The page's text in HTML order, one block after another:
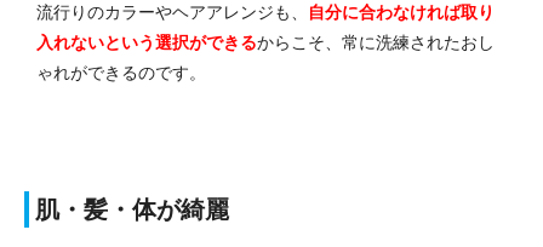
流行りのカラーやヘアアレンジも、
自分に合わなければ取り
入れないという選択ができるからこそ、常に洗練されたおし
ゃれができるのです。
肌・髪・体が綺麗